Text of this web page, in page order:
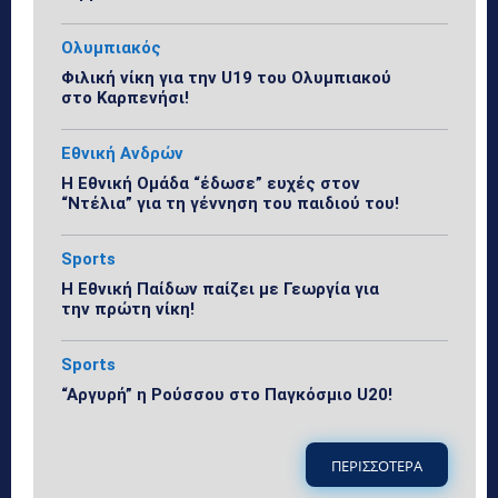
Ολυμπιακός
Φιλική νίκη για την U19 του Ολυμπιακού
στο Καρπενήσι!
Εθνική Ανδρών
Η Εθνική Ομάδα “έδωσε” ευχές στον
“Ντέλια” για τη γέννηση του παιδιού του!
Sports
Η Εθνική Παίδων παίζει με Γεωργία για
την πρώτη νίκη!
Sports
“Αργυρή” η Ρούσσου στο Παγκόσμιο U20!
ΠΕΡΙΣΣΟΤΕΡΑ